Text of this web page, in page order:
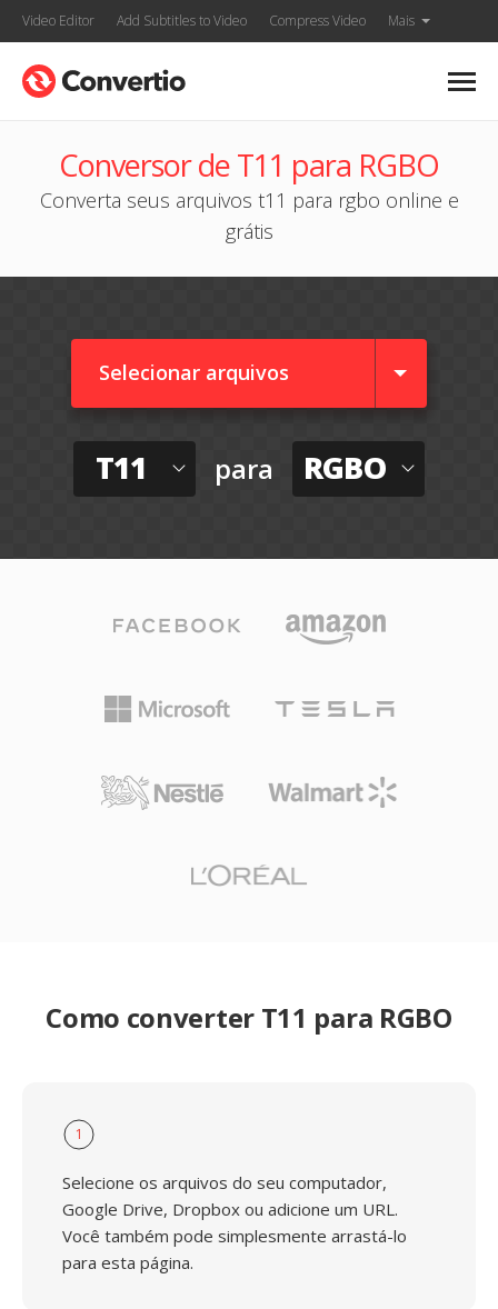
Video Editor Add Subtitles to Video Compress Video Mais
Conversor de T11 para RGBO
Converta seus arquivos t11 para rgbo online e
grátis
Selecionar arquivos
T11 para RGBO
Como converter T11 para RGBO
1
Selecione os arquivos do seu computador,
Google Drive, Dropbox ou adicione um URL.
Você também pode simplesmente arrastá-lo
para esta página.